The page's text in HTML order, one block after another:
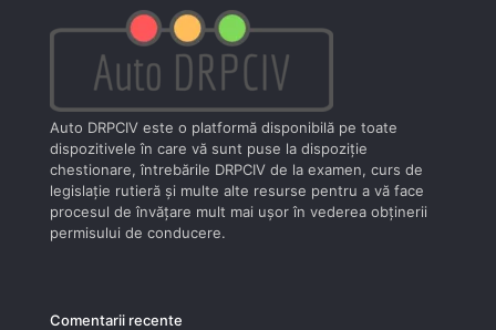
Auto DRPCIV este o platformă disponibilă pe toate
dispozitivele în care vă sunt puse la dispoziţie
chestionare, întrebările DRPCIV de la examen, curs de
legislaţie rutieră şi multe alte resurse pentru a vă face
procesul de învăţare mult mai uşor în vederea obţinerii
permisului de conducere.
Comentarii recente